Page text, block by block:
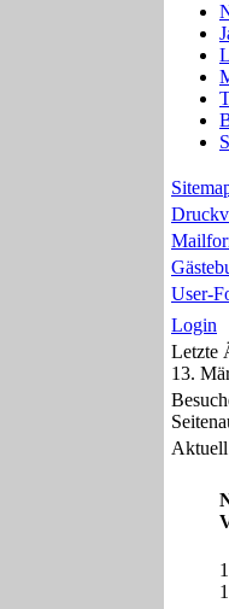
User-
Login
Letzte
13.
Aktuell